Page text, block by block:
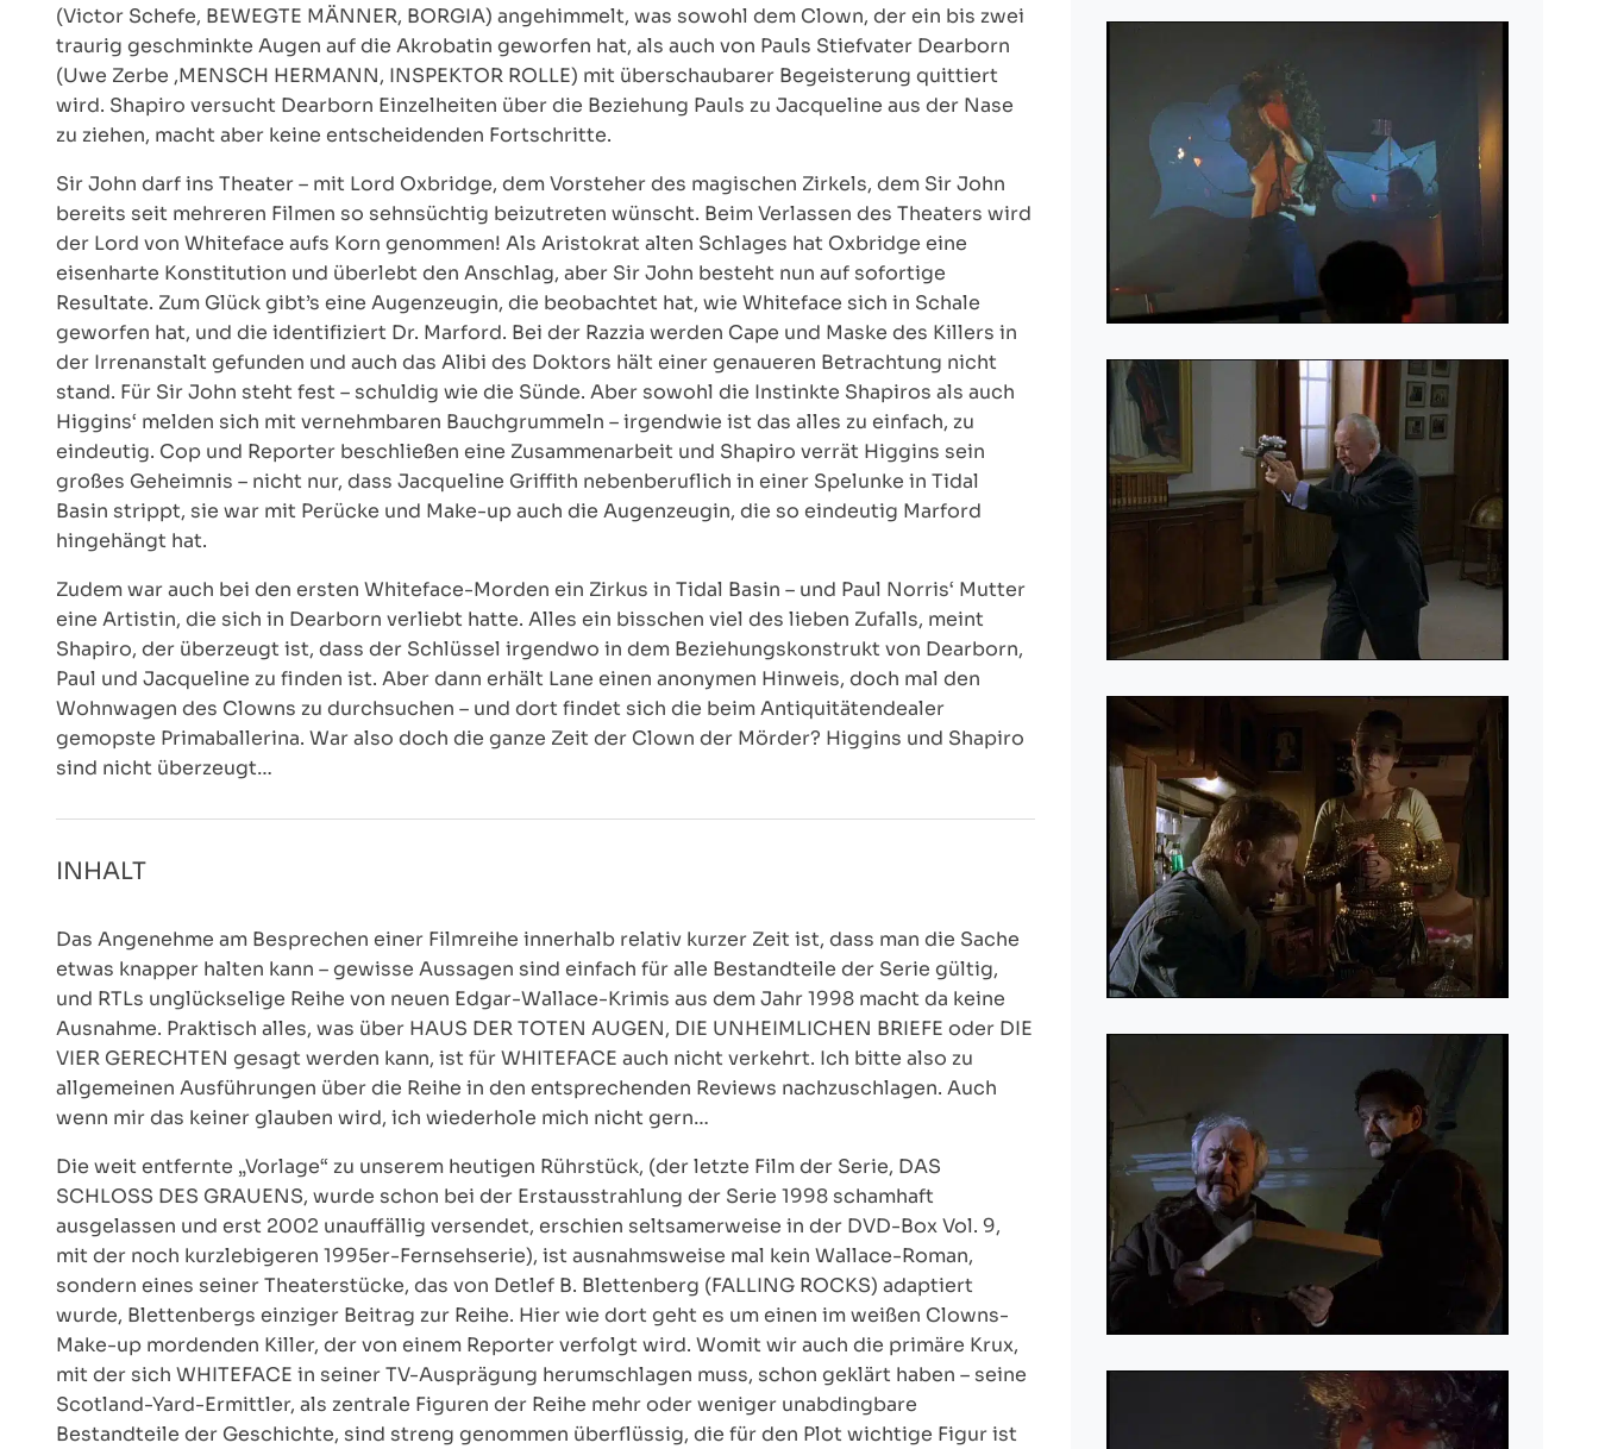
(Victor Schefe, BEWEGTE MÄNNER, BORGIA) angehimmelt, was sowohl dem Clown, der ein bis zwei
traurig geschminkte Augen auf die Akrobatin geworfen hat, als auch von Pauls Stiefvater Dearborn
(Uwe Zerbe ,MENSCH HERMANN, INSPEKTOR ROLLE) mit überschaubarer Begeisterung quittiert
wird. Shapiro versucht Dearborn Einzelheiten über die Beziehung Pauls zu Jacqueline aus der Nase
zu ziehen, macht aber keine entscheidenden Fortschritte.
Sir John darf ins Theater – mit Lord Oxbridge, dem Vorsteher des magischen Zirkels, dem Sir John
bereits seit mehreren Filmen so sehnsüchtig beizutreten wünscht. Beim Verlassen des Theaters wird
der Lord von Whiteface aufs Korn genommen! Als Aristokrat alten Schlages hat Oxbridge eine
eisenharte Konstitution und überlebt den Anschlag, aber Sir John besteht nun auf sofortige
Resultate. Zum Glück gibt’s eine Augenzeugin, die beobachtet hat, wie Whiteface sich in Schale
geworfen hat, und die identifiziert Dr. Marford. Bei der Razzia werden Cape und Maske des Killers in
der Irrenanstalt gefunden und auch das Alibi des Doktors hält einer genaueren Betrachtung nicht
stand. Für Sir John steht fest – schuldig wie die Sünde. Aber sowohl die Instinkte Shapiros als auch
Higgins‘ melden sich mit vernehmbaren Bauchgrummeln – irgendwie ist das alles zu einfach, zu
eindeutig. Cop und Reporter beschließen eine Zusammenarbeit und Shapiro verrät Higgins sein
großes Geheimnis – nicht nur, dass Jacqueline Griffith nebenberuflich in einer Spelunke in Tidal
Basin strippt, sie war mit Perücke und Make-up auch die Augenzeugin, die so eindeutig Marford
hingehängt hat.
Zudem war auch bei den ersten Whiteface-Morden ein Zirkus in Tidal Basin – und Paul Norris‘ Mutter
eine Artistin, die sich in Dearborn verliebt hatte. Alles ein bisschen viel des lieben Zufalls, meint
Shapiro, der überzeugt ist, dass der Schlüssel irgendwo in dem Beziehungskonstrukt von Dearborn,
Paul und Jacqueline zu finden ist. Aber dann erhält Lane einen anonymen Hinweis, doch mal den
Wohnwagen des Clowns zu durchsuchen – und dort findet sich die beim Antiquitätendealer
gemopste Primaballerina. War also doch die ganze Zeit der Clown der Mörder? Higgins und Shapiro
sind nicht überzeugt…
INHALT
Das Angenehme am Besprechen einer Filmreihe innerhalb relativ kurzer Zeit ist, dass man die Sache
etwas knapper halten kann – gewisse Aussagen sind einfach für alle Bestandteile der Serie gültig,
und RTLs unglückselige Reihe von neuen Edgar-Wallace-Krimis aus dem Jahr 1998 macht da keine
Ausnahme. Praktisch alles, was über HAUS DER TOTEN AUGEN, DIE UNHEIMLICHEN BRIEFE oder DIE
VIER GERECHTEN gesagt werden kann, ist für WHITEFACE auch nicht verkehrt. Ich bitte also zu
allgemeinen Ausführungen über die Reihe in den entsprechenden Reviews nachzuschlagen. Auch
wenn mir das keiner glauben wird, ich wiederhole mich nicht gern…
Die weit entfernte „Vorlage“ zu unserem heutigen Rührstück, (der letzte Film der Serie, DAS
SCHLOSS DES GRAUENS, wurde schon bei der Erstausstrahlung der Serie 1998 schamhaft
ausgelassen und erst 2002 unauffällig versendet, erschien seltsamerweise in der DVD-Box Vol. 9,
mit der noch kurzlebigeren 1995er-Fernsehserie), ist ausnahmsweise mal kein Wallace-Roman,
sondern eines seiner Theaterstücke, das von Detlef B. Blettenberg (FALLING ROCKS) adaptiert
wurde, Blettenbergs einziger Beitrag zur Reihe. Hier wie dort geht es um einen im weißen Clowns-
Make-up mordenden Killer, der von einem Reporter verfolgt wird. Womit wir auch die primäre Krux,
mit der sich WHITEFACE in seiner TV-Ausprägung herumschlagen muss, schon geklärt haben – seine
Scotland-Yard-Ermittler, als zentrale Figuren der Reihe mehr oder weniger unabdingbare
Bestandteile der Geschichte, sind streng genommen überflüssig, die für den Plot wichtige Figur ist